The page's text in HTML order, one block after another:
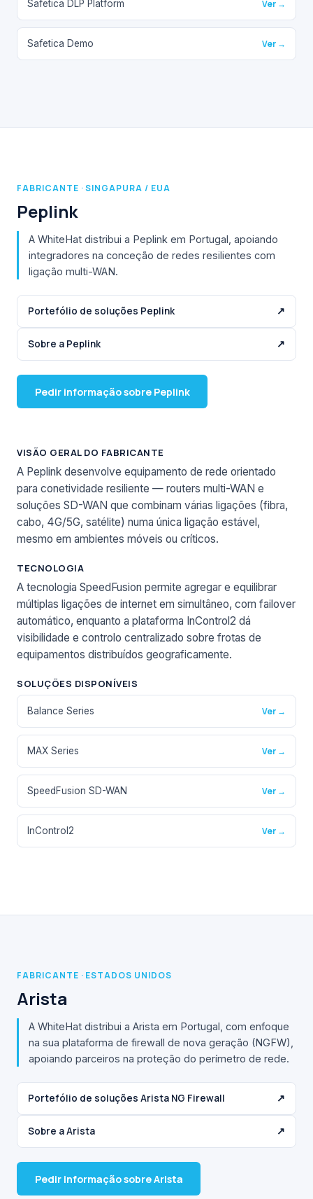
Safetica DLP Platform Ver →
Safetica Demo Ver →
FABRICANTE · SINGAPURA / EUA
Peplink
A WhiteHat distribui a Peplink em Portugal, apoiando
integradores na conceção de redes resilientes com
ligação multi-WAN.
Portefólio de soluções Peplink ↗
Sobre a Peplink ↗
Pedir informação sobre Peplink
VISÃO GERAL DO FABRICANTE
A Peplink desenvolve equipamento de rede orientado
para conetividade resiliente — routers multi-WAN e
soluções SD-WAN que combinam várias ligações (fibra,
cabo, 4G/5G, satélite) numa única ligação estável,
mesmo em ambientes móveis ou críticos.
TECNOLOGIA
A tecnologia SpeedFusion permite agregar e equilibrar
múltiplas ligações de internet em simultâneo, com failover
automático, enquanto a plataforma InControl2 dá
visibilidade e controlo centralizado sobre frotas de
equipamentos distribuídos geograficamente.
SOLUÇÕES DISPONÍVEIS
Balance Series Ver →
MAX Series Ver →
SpeedFusion SD-WAN Ver →
InControl2 Ver →
FABRICANTE · ESTADOS UNIDOS
Arista
A WhiteHat distribui a Arista em Portugal, com enfoque
na sua plataforma de firewall de nova geração (NGFW),
apoiando parceiros na proteção do perímetro de rede.
Portefólio de soluções Arista NG Firewall ↗
Sobre a Arista ↗
Pedir informação sobre Arista